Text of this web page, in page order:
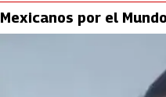
Mexicanos por el Mundo